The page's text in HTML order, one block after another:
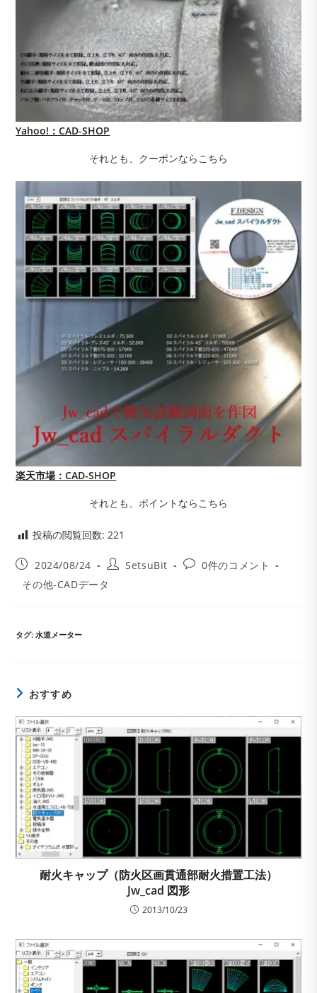
Yahoo!：CAD-SHOP
それとも、クーポンならこちら
楽天市場：CAD-SHOP
それとも、ポイントならこちら
投稿の閲覧回数: 221
投
公
2024/08/24
投
者:
SetsuBit
投
0件のコメント
投
ゴ
その他-CADデータ
タグ:水道メーター
おすすめ
耐火キャップ（防火区画貫通部耐火措置工法）
Jw_cad 図形
2013/10/23